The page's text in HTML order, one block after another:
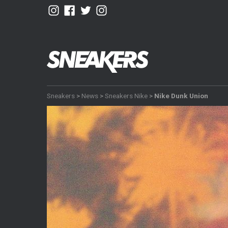
Sneakers > News >Sneakers Nike > Nike Dunk Union